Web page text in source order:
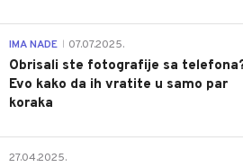
IMA NADE 07.07.2025.
Obrisali ste fotografije sa
Evo kako da ih vratite u samo par
koraka
27.04.2025.